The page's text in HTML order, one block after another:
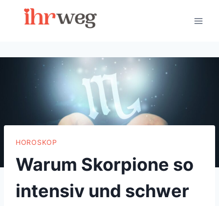
HOROSKOP
Warum Skorpione so
intensiv und schwer